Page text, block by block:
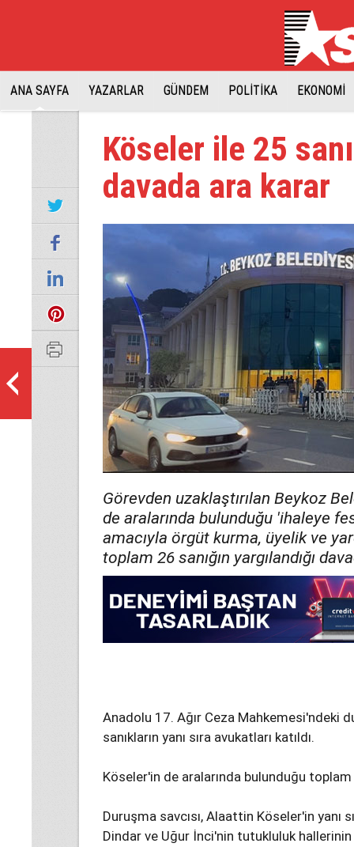
ANA SAYFA YAZARLAR GÜNDEM POLİTİKA EKONOMİ
Köseler ile 25
davada ara karar
Görevden uzaklaştırılan Beykoz
de aralarında bulunduğu 'ihaleye
amacıyla örgüt kurma, üyelik ve
toplam 26 sanığın yargılandığı
Anadolu 17. Ağır Ceza Mahkemesi'ndeki
sanıkların yanı sıra avukatları katıldı.
Köseler'in de aralarında bulunduğu toplam
Duruşma savcısı, Alaattin Köseler'in yanı
Dindar ve Uğur İnci'nin tutukluluk hallerinin